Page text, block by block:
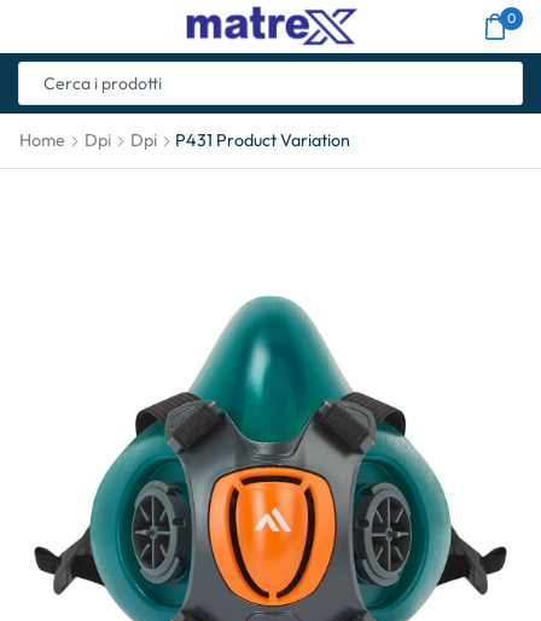
0
Home Dpi Dpi P431 Product Variation